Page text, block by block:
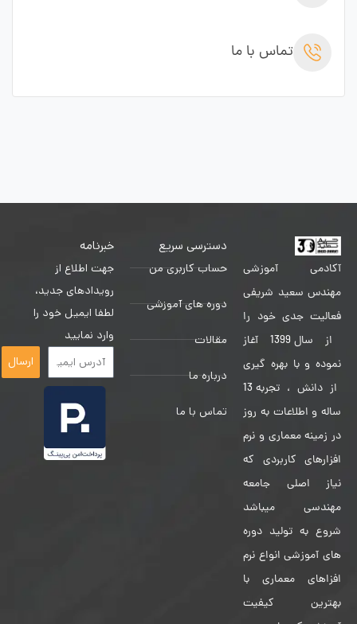
تماس با ما
آکادمی آموزشی
مهندس سعید شریفی
فعالیت جدی خود را
از سال 1399 آغاز
نموده و با بهره گیری
از دانش ، تجربه 13
ساله و اطلاعات به روز
در زمینه معماری و نرم
افزارهای کاربردی که
نیاز اصلی جامعه
مهندسی میباشد
شروع به تولید دوره
های آموزشی انواع نرم
افزاهای معماری با
بهترین کیفیت
دسترسی سریع
حساب کاربری من
دوره های آموزشی
مقالات
درباره ما
تماس با ما
خبرنامه
جهت اطلاع از
رویدادهای جدید،
لطفا ایمیل خود را
وارد نمایید
ارسال